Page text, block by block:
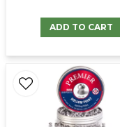
ADD TO CART